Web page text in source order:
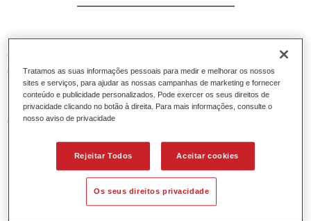
O Permasolid Endurecedor VHS 3230 lento permite uma
óptima aplicação para os aparelhos Permasolid HS,
Permasolid Esmalte HS 275 e vernizes HS.
Características do produto
Permite uma aplicação económica e ambientalmente
responsável.
Adequado para a reparação de painéis e pinturas gerais
mesmo a temperaturas ambiente muito elevadas.
Tratamos as suas informações pessoais para medir e melhorar os nossos
sites e serviços, para ajudar as nossas campanhas de marketing e fornecer
conteúdo e publicidade personalizados. Pode exercer os seus direitos de
privacidade clicando no botão à direita. Para mais informações, consulte o
nosso aviso de privacidade
Rejeitar Todos Aceitar cookies
Os seus direitos privacidade